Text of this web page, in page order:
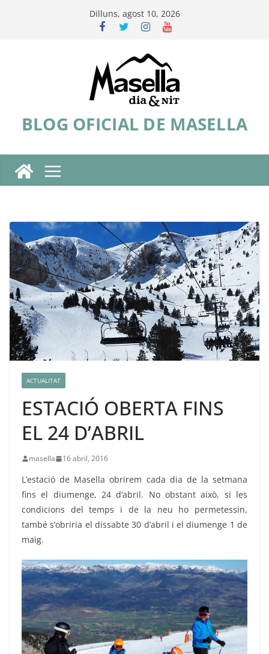
Dilluns, agost 10, 2026
BLOG OFICIAL DE MASELLA
ACTUALITAT
ESTACIÓ OBERTA FINS
EL 24 D’ABRIL
masella 16 abril, 2016
L’estació de Masella obrirem cada dia de la setmana
fins el diumenge, 24 d’abril. No obstant això, si les
condicions del temps i de la neu ho permetessin,
també s’obriria el dissabte 30 d’abril i el diumenge 1 de
maig.